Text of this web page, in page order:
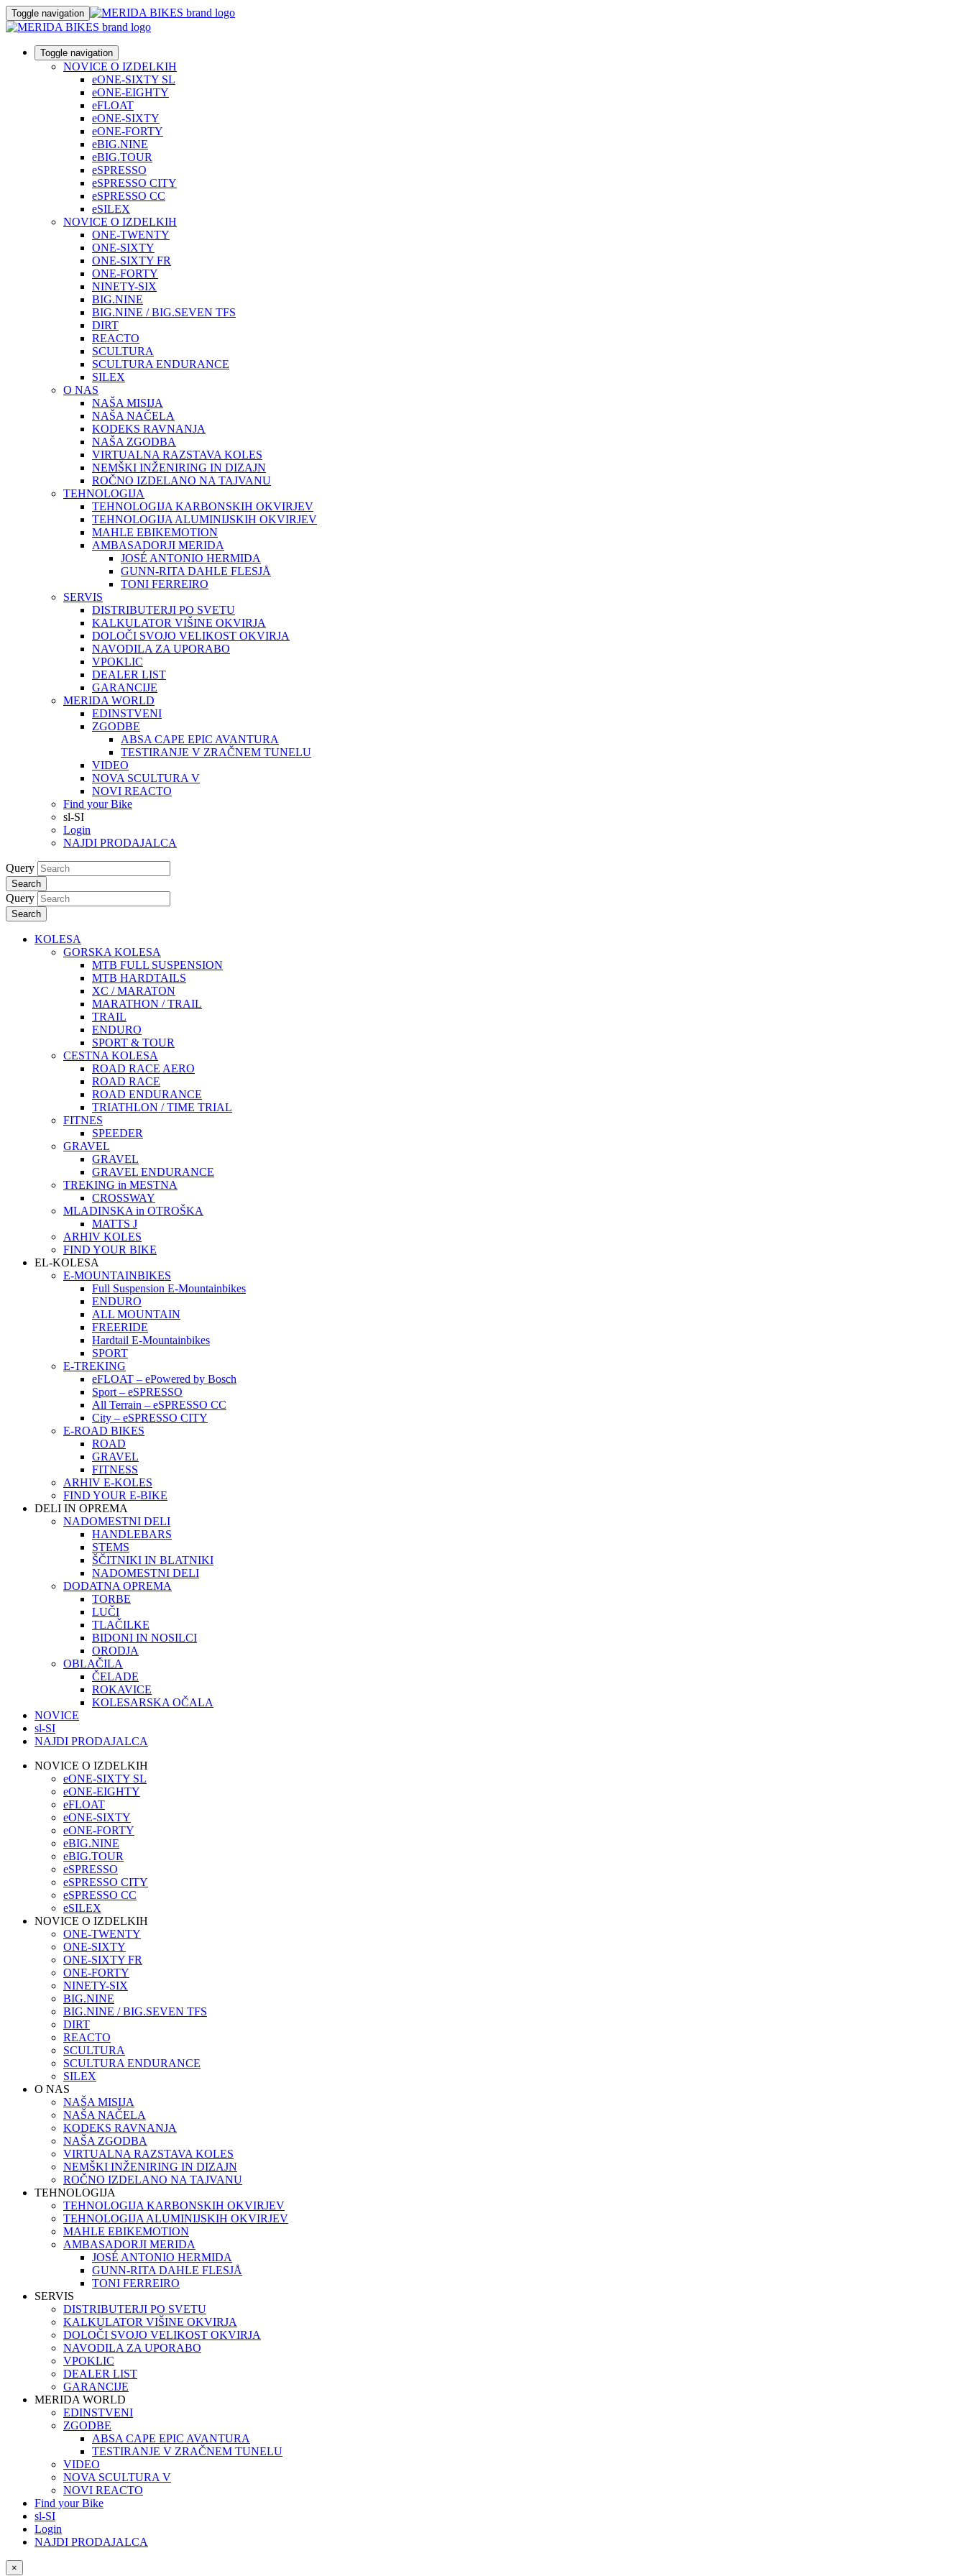
Toggle navigation
Toggle navigation
NOVICE O IZDELKIH
eONE-SIXTY SL
eONE-EIGHTY
eFLOAT
eONE-SIXTY
eONE-FORTY
eBIG.NINE
eBIG.TOUR
eSPRESSO
eSPRESSO CITY
eSPRESSO CC
eSILEX
NOVICE O IZDELKIH
ONE-TWENTY
ONE-SIXTY
ONE-SIXTY FR
ONE-FORTY
NINETY-SIX
BIG.NINE
BIG.NINE / BIG.SEVEN TFS
DIRT
REACTO
SCULTURA
SCULTURA ENDURANCE
SILEX
O NAS
NAŠA MISIJA
NAŠA NAČELA
KODEKS RAVNANJA
NAŠA ZGODBA
VIRTUALNA RAZSTAVA KOLES
NEMŠKI INŽENIRING IN DIZAJN
ROČNO IZDELANO NA TAJVANU
TEHNOLOGIJA
TEHNOLOGIJA KARBONSKIH OKVIRJEV
TEHNOLOGIJA ALUMINIJSKIH OKVIRJEV
MAHLE EBIKEMOTION
AMBASADORJI MERIDA
JOSÉ ANTONIO HERMIDA
GUNN-RITA DAHLE FLESJÅ
TONI FERREIRO
SERVIS
DISTRIBUTERJI PO SVETU
KALKULATOR VIŠINE OKVIRJA
DOLOČI SVOJO VELIKOST OKVIRJA
NAVODILA ZA UPORABO
VPOKLIC
DEALER LIST
GARANCIJE
MERIDA WORLD
EDINSTVENI
ZGODBE
ABSA CAPE EPIC AVANTURA
TESTIRANJE V ZRAČNEM TUNELU
VIDEO
NOVA SCULTURA V
NOVI REACTO
Find your Bike
sl-SI
Login
NAJDI PRODAJALCA
Query
Search
Query
Search
KOLESA
GORSKA KOLESA
MTB FULL SUSPENSION
MTB HARDTAILS
XC / MARATON
MARATHON / TRAIL
TRAIL
ENDURO
SPORT & TOUR
CESTNA KOLESA
ROAD RACE AERO
ROAD RACE
ROAD ENDURANCE
TRIATHLON / TIME TRIAL
FITNES
SPEEDER
GRAVEL
GRAVEL
GRAVEL ENDURANCE
TREKING in MESTNA
CROSSWAY
MLADINSKA in OTROŠKA
MATTS J
ARHIV KOLES
FIND YOUR BIKE
EL-KOLESA
E-MOUNTAINBIKES
Full Suspension E-Mountainbikes
ENDURO
ALL MOUNTAIN
FREERIDE
Hardtail E-Mountainbikes
SPORT
E-TREKING
eFLOAT – ePowered by Bosch
Sport – eSPRESSO
All Terrain – eSPRESSO CC
City – eSPRESSO CITY
E-ROAD BIKES
ROAD
GRAVEL
FITNESS
ARHIV E-KOLES
FIND YOUR E-BIKE
DELI IN OPREMA
NADOMESTNI DELI
HANDLEBARS
STEMS
ŠČITNIKI IN BLATNIKI
NADOMESTNI DELI
DODATNA OPREMA
TORBE
LUČI
TLAČILKE
BIDONI IN NOSILCI
ORODJA
OBLAČILA
ČELADE
ROKAVICE
KOLESARSKA OČALA
NOVICE
sl-SI
NAJDI PRODAJALCA
NOVICE O IZDELKIH
eONE-SIXTY SL
eONE-EIGHTY
eFLOAT
eONE-SIXTY
eONE-FORTY
eBIG.NINE
eBIG.TOUR
eSPRESSO
eSPRESSO CITY
eSPRESSO CC
eSILEX
NOVICE O IZDELKIH
ONE-TWENTY
ONE-SIXTY
ONE-SIXTY FR
ONE-FORTY
NINETY-SIX
BIG.NINE
BIG.NINE / BIG.SEVEN TFS
DIRT
REACTO
SCULTURA
SCULTURA ENDURANCE
SILEX
O NAS
NAŠA MISIJA
NAŠA NAČELA
KODEKS RAVNANJA
NAŠA ZGODBA
VIRTUALNA RAZSTAVA KOLES
NEMŠKI INŽENIRING IN DIZAJN
ROČNO IZDELANO NA TAJVANU
TEHNOLOGIJA
TEHNOLOGIJA KARBONSKIH OKVIRJEV
TEHNOLOGIJA ALUMINIJSKIH OKVIRJEV
MAHLE EBIKEMOTION
AMBASADORJI MERIDA
JOSÉ ANTONIO HERMIDA
GUNN-RITA DAHLE FLESJÅ
TONI FERREIRO
SERVIS
DISTRIBUTERJI PO SVETU
KALKULATOR VIŠINE OKVIRJA
DOLOČI SVOJO VELIKOST OKVIRJA
NAVODILA ZA UPORABO
VPOKLIC
DEALER LIST
GARANCIJE
MERIDA WORLD
EDINSTVENI
ZGODBE
ABSA CAPE EPIC AVANTURA
TESTIRANJE V ZRAČNEM TUNELU
VIDEO
NOVA SCULTURA V
NOVI REACTO
Find your Bike
sl-SI
Login
NAJDI PRODAJALCA
×